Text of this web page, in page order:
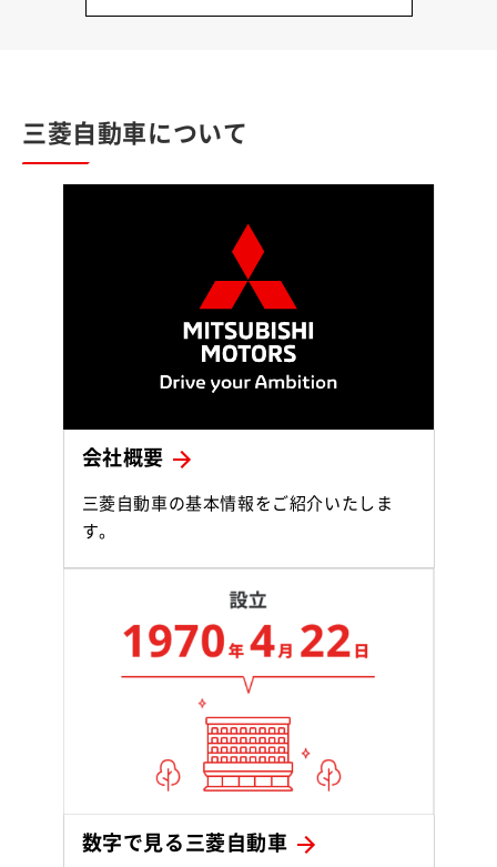
三菱自動車について
会社概要
三菱自動車の基本情報をご紹介いたしま
す。
数字で見る三菱自動車